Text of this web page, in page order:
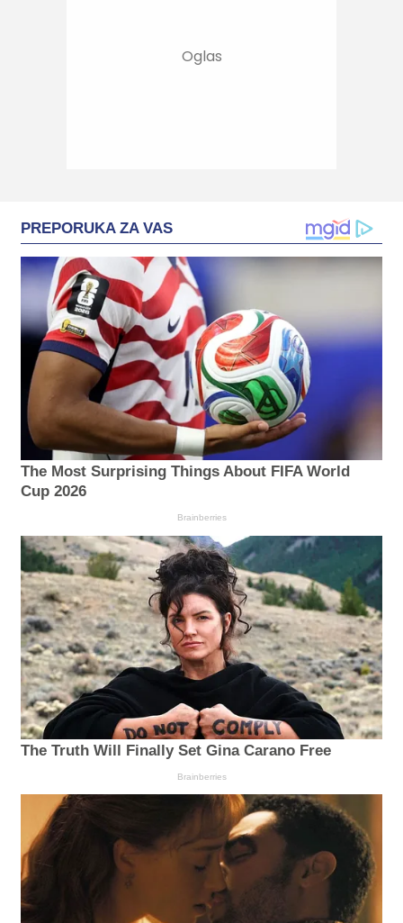
PREPORUKA ZA VAS
The Most Surprising Things About FIFA World
Cup 2026
Brainberries
The Truth Will Finally Set Gina Carano Free
Brainberries